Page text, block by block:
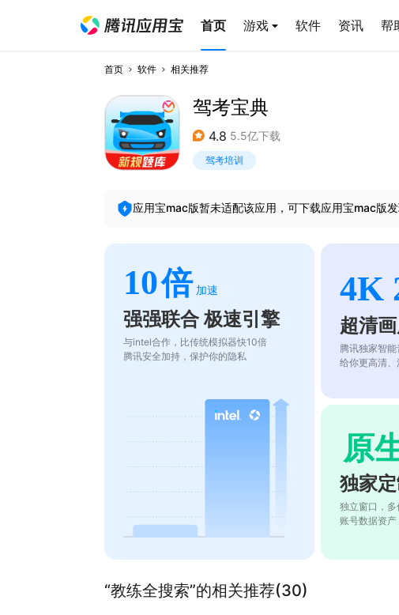
首页 游戏 软件 资讯 帮
首页 软件 相关推荐
驾考宝典
4.8 5.5亿下载
驾考培训
应用宝mac版暂未适配该应用，可下载应用宝mac版
10倍 加速
强强联合 极速引擎
与intel合作，比传统模拟器快10倍
腾讯安全加持，保护你的隐私
4K
超清
腾讯独家智
给你更高清
原
独家
独立窗口，
账号数据资
“教练全搜索”的相关推荐(30)